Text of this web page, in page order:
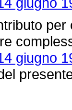
per
giugno